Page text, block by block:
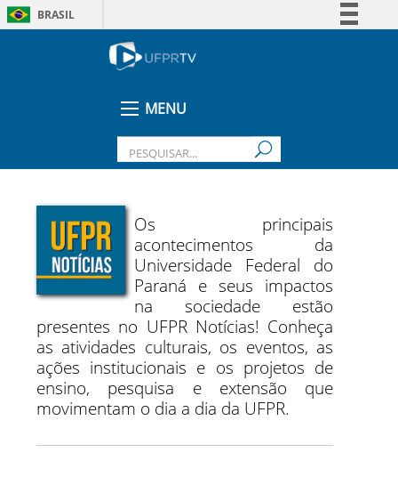
BRASIL
Legislação
MENU
Os principais
acontecimentos da
Universidade Federal do
Paraná e seus impactos
na sociedade estão
presentes no UFPR Notícias! Conheça
as atividades culturais, os eventos, as
ações institucionais e os projetos de
ensino, pesquisa e extensão que
movimentam o dia a dia da UFPR.